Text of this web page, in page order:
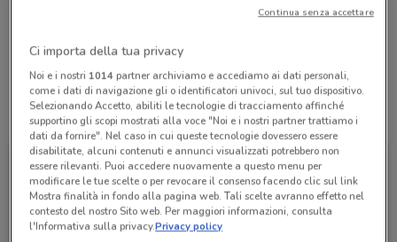
Bellezze Nel Mondo
Tutte le promozioni di questo negozio
Ci importa della tua privacy
Noi e i nostri 1014partner archiviamo e accediamo ai dati personali,
come i dati di navigazione gli o identificatori univoci, sul tuo dispositivo.
Selezionando Accetto, abiliti le tecnologie di tracciamento affinché
supportino gli scopi mostrati alla voce "Noi e i nostri partner trattiamo i
dati da fornire". Nel caso in cui queste tecnologie dovessero essere
disabilitate, alcuni contenuti e annunci visualizzati potrebbero non
essere rilevanti. Puoi accedere nuovamente a questo menu per
modificare le tue scelte o per revocare il consenso facendo clic sul link
Mostra finalità in fondo alla pagina web. Tali scelte avranno effetto nel
contesto del nostro Sito web. Per maggiori informazioni, consulta
l'Informativa sulla privacy.Privacy policy
Continua senza accettare